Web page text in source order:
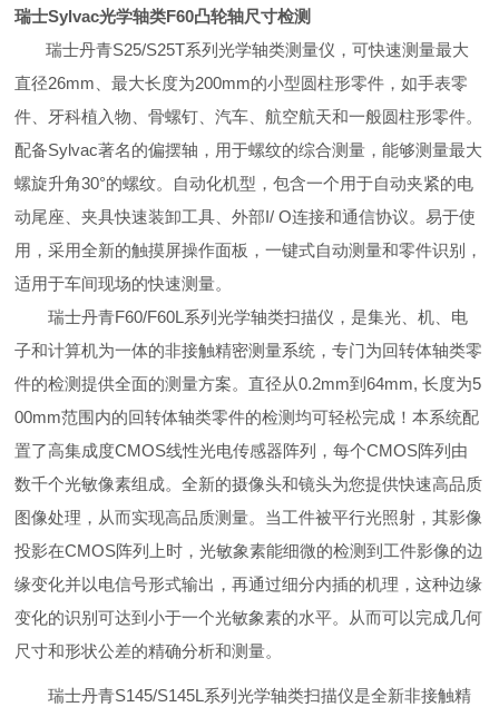
瑞士Sylvac光学轴类F60凸轮轴尺寸检测
瑞士丹青S25/S25T系列光学轴类测量仪，可快速测量最大
直径26mm 、最大长度为200mm的小型圆柱形零件，如手表零
件、牙科植入物、骨螺钉、汽车、航空航天和一般圆柱形零件。
配备Sylvac著名的偏摆轴，用于螺纹的综合测量，能够测量最大
螺旋升角30°的螺纹。自动化机型，包含一个用于自动夹紧的电
动尾座、夹具快速装卸工具、外部I/ O连接和通信协议。易于使
用，采用全新的触摸屏操作面板，一键式自动测量和零件识别，
适用于车间现场的快速测量。
瑞士丹青F60/F60L系列光学轴类扫描仪，是集光、机、电
子和计算机为一体的非接触精密测量系统，专门为回转体轴类零
件的检测提供全面的测量方案。直径从0.2mm到64mm, 长度为5
00mm范围内的回转体轴类零件的检测均可轻松完成！本系统配
置了高集成度CMOS线性光电传感器阵列，每个CMOS阵列由
数千个光敏像素组成。全新的摄像头和镜头为您提供快速高品质
图像处理，从而实现高品质测量。当工件被平行光照射，其影像
投影在CMOS阵列上时，光敏象素能细微的检测到工件影像的边
缘变化并以电信号形式输出，再通过细分内插的机理，这种边缘
变化的识别可达到小于一个光敏象素的水平。从而可以完成几何
尺寸和形状公差的精确分析和测量。
瑞士丹青S145/S145L系列光学轴类扫描仪是全新非接触精